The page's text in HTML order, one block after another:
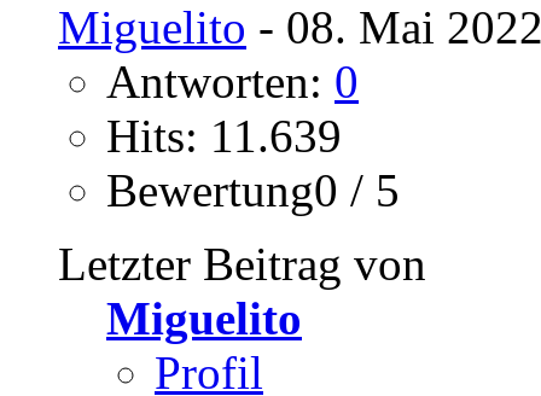
Miguelito - 08. Mai
Antworten: 0
Hits: 11.639
Bewertung0 / 5
Letzter Beitrag von
Miguelito
Profil